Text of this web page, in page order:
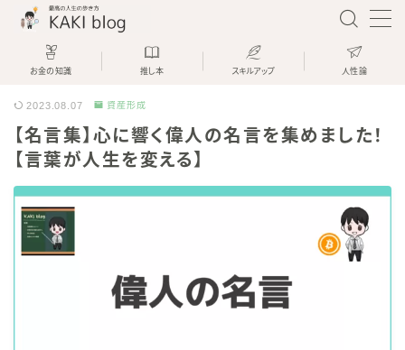
KAKI
資産運用と薬剤師とブログで生きてい
るKAKIです
いる現役薬剤師が、
「資産運用をして楽しく生きる方法」
今日が人生で一番若い日です
お金の知識 推し本 スキルアップ 人性論
2023.08.07 資産形成
【名言集】心に響く偉人の名言を集めました！
【言葉が人生を変える】